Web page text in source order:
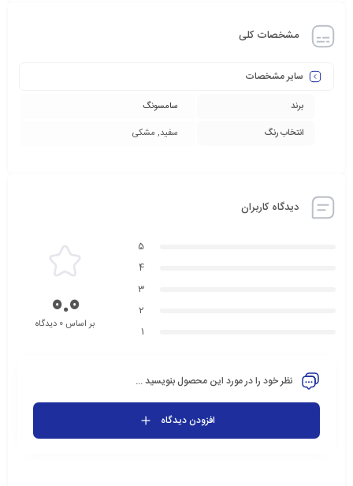
مشخصات کلی
سایر مشخصات
برند
سامسونگ
انتخاب رنگ
سفید, مشکی
دیدگاه کاربران
5
4
3
2
1
0.0بر اساس 0 دیدگاه
نظر خود را در مورد این محصول بنویسید ...
افزودن دیدگاه